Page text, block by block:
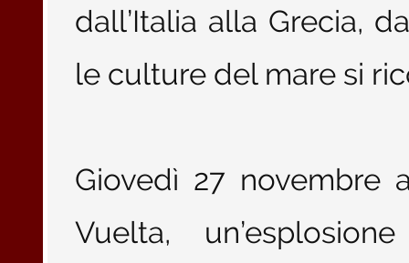
dall’Italia alla Grecia,
le culture del mare si
Giovedì 27 novembre
Vuelta,